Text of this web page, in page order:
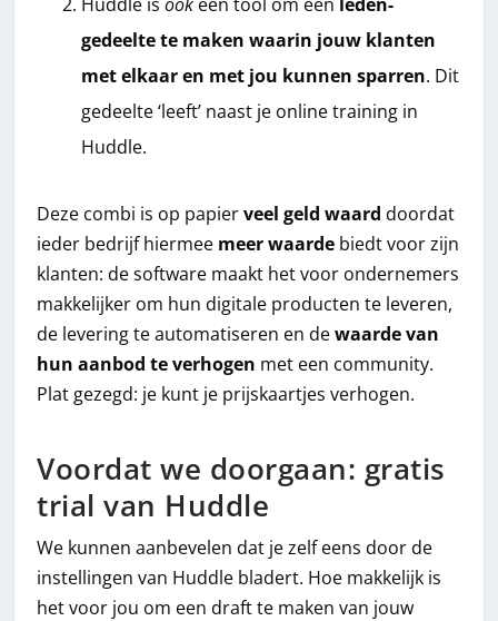
gedeelte te maken waarin jouw klanten
met elkaar en met jou kunnen sparren. Dit
gedeelte ‘leeft’ naast je online training in
Huddle.
Deze combi is op papierveel geld waard doordat
ieder bedrijf hiermee meer waarde biedt voor zijn
klanten: de software maakt het voor ondernemers
makkelijker om hun digitale producten te leveren,
de levering te automatiseren en dewaarde van
hun aanbod te verhogen met een community.
Plat gezegd: je kunt je prijskaartjes verhogen.
Voordat we doorgaan: gratis
trial van Huddle
We kunnen aanbevelen dat je zelf eens door de
instellingen van Huddle bladert. Hoe makkelijk is
het voor jou om een draft te maken van jouw